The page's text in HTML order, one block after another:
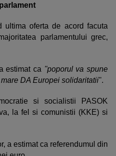
ultima oferta de acord facuta
parlamentului grec,
estimat ca ''poporul va spune
DA Europei solidaritatii''.
si socialistii PASOK
la fel si comunistii (KKE) si
a estimat ca referendumul din